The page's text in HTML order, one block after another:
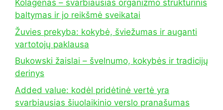
Kolagenas – svarbiausias organizmo struktūrinis
baltymas ir jo reikšmė sveikatai
Žuvies prekyba: kokybė, šviežumas ir auganti
vartotojų paklausa
Bukowski žaislai – švelnumo, kokybės ir tradicijų
derinys
Added value: kodėl pridėtinė vertė yra
svarbiausias šiuolaikinio verslo pranašumas